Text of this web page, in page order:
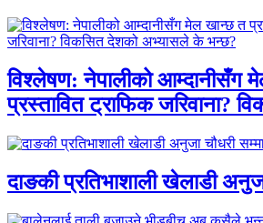
विश्लेषण: नेपालीको आम्दानीसँग
प्रस्तावित ट्राफिक जरिवाना?
दाङकी प्रतिभाशाली खेलाडी